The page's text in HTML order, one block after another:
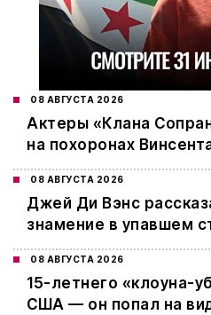
08 АВГУСТА 2026
Актеры «Клана
на похоронах
08 АВГУСТА 2026
Джей Ди Вэнс
знамение в упавшем
08 АВГУСТА 2026
15-летнего «клоуна-
США — он попал на